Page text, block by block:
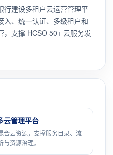
行建设多租户云运营管理平
入、统一认证、多级租户和
，支撑 HCSO 50+ 云服务发
管理平台
合云资源，支撑服务目录、流
资源治理。